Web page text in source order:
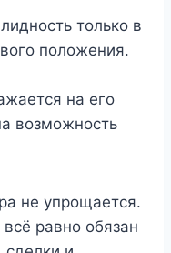
только в
положения.
на его
возможность
не упрощается.
равно обязан